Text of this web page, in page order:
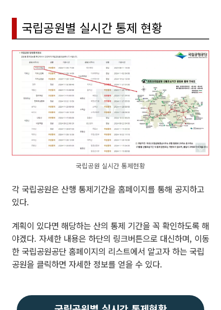
국립공원별 실시간 통제 현황
국립공원 실시간 통제현황
각 국립공원은 산행 통제기간을 홈페이지를 통해 공지하고
있다.
계획이 있다면 해당하는 산의 통제 기간을 꼭 확인하도록 해
야겠다. 자세한 내용은 하단의 링크버튼으로 대신하며, 이동
한 국립공원공단 홈페이지의 리스트에서 알고자 하는 국립
공원을 클릭하면 자세한 정보를 얻을 수 있다.